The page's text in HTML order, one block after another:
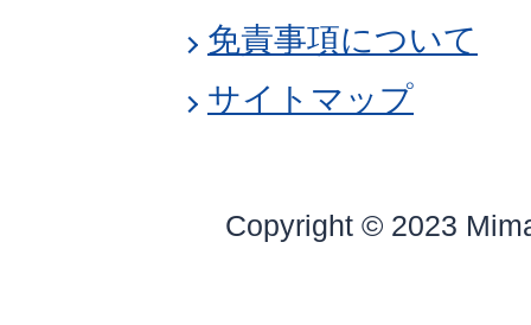
免責事項について
サイトマップ
Copyright © 2023